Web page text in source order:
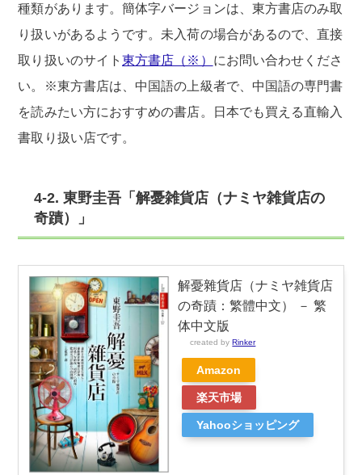
種類があります。簡体字バージョンは、東方書店のみ取
り扱いがあるようです。未入荷の場合があるので、直接
取り扱いのサイト東方書店（※） にお問い合わせくださ
い。※東方書店は、中国語の上級者で、中国語の専門書
を読みたい方におすすめの書店。日本でも買える直輸入
書取り扱い店です。
4-2. 東野圭吾「解憂雑貨店（ナミヤ雑貨店の
奇蹟）」
解憂雜貨店（ナミヤ雑貨店
の奇蹟：繁體中文） － 繁
体中文版
created byRinker
Amazon
楽天市場
Yahooショッピング